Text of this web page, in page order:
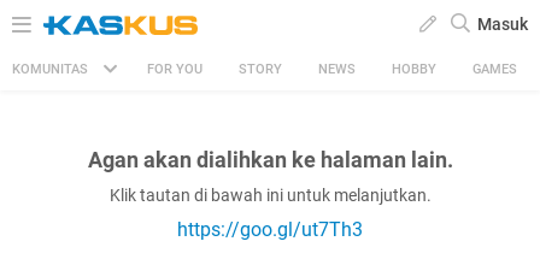
Masuk
KOMUNITAS FOR YOU STORY NEWS HOBBY GAMES
Agan akan dialihkan ke halaman lain.
Klik tautan di bawah ini untuk melanjutkan.
https://goo.gl/ut7Th3